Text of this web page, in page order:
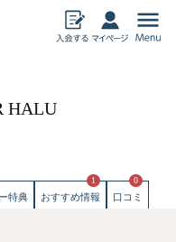
イト
HALU
特典 おすすめ情報
1
口コミ
0